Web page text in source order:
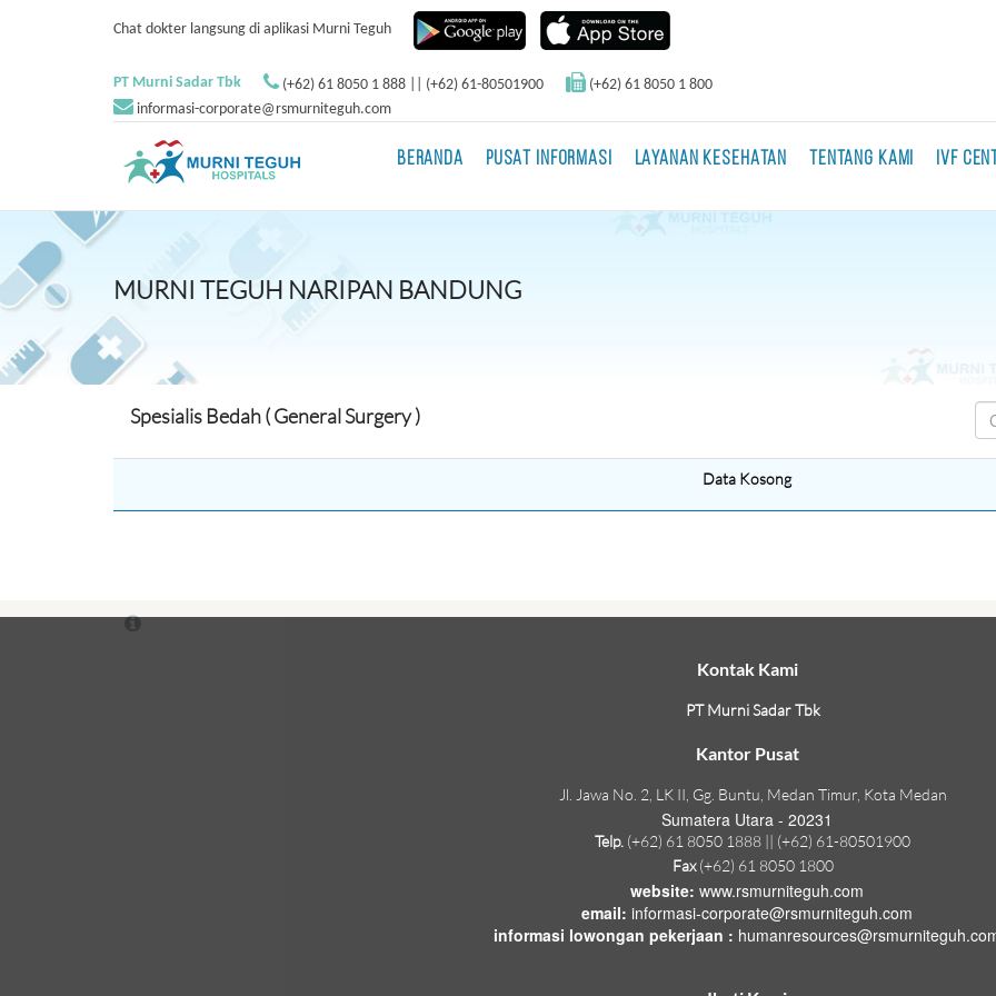
Chat dokter langsung di aplikasi Murni Teguh
PT Murni Sadar Tbk (+62) 61 8050 1 888 || (+62) 61-80501900
(+62) 61 8050 1 800
informasi-corporate@rsmurniteguh.com
BERANDA PUSAT INFORMASI LAYANAN KESEHATAN TENTANG KAMI IVF
MURNI TEGUH NARIPAN BANDUNG
Spesialis Bedah ( General Surgery )
Data Kosong
Kontak Kami
PT Murni Sadar Tbk
Kantor Pusat
Jl. Jawa No. 2, LK II, Gg. Buntu, Medan Timur, Kota Medan
Sumatera Utara - 20231
Telp. (+62) 61 8050 1888 || (+62) 61-80501900
Fax(+62) 61 8050 1800
website: www.rsmurniteguh.com
email: informasi-corporate@rsmurniteguh.com
informasi lowongan pekerjaan :